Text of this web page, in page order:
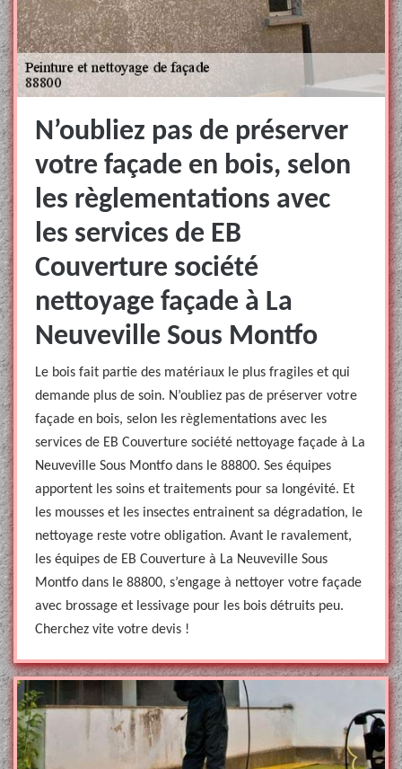
N’oubliez pas de préserver
votre façade en bois, selon
les règlementations avec
les services de EB
Couverture société
nettoyage façade à La
Neuveville Sous Montfo
Le bois fait partie des matériaux le plus fragiles et qui
demande plus de soin. N’oubliez pas de préserver votre
façade en bois, selon les règlementations avec les
services de EB Couverture société nettoyage façade à La
Neuveville Sous Montfo dans le 88800. Ses équipes
apportent les soins et traitements pour sa longévité. Et
les mousses et les insectes entrainent sa dégradation, le
nettoyage reste votre obligation. Avant le ravalement,
les équipes de EB Couverture à La Neuveville Sous
Montfo dans le 88800, s’engage à nettoyer votre façade
avec brossage et lessivage pour les bois détruits peu.
Cherchez vite votre devis !